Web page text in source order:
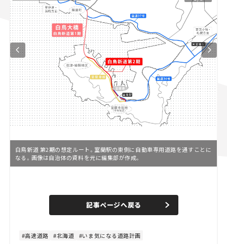
白鳥新道 第2期の想定ルート。室蘭駅の東側に自動車専用道路を通すことに
なる。画像は自治体の資料を元に編集部が作成。
n
e
d
4
記事ページへ戻る
高速道路 北海道 いま気になる道路計画